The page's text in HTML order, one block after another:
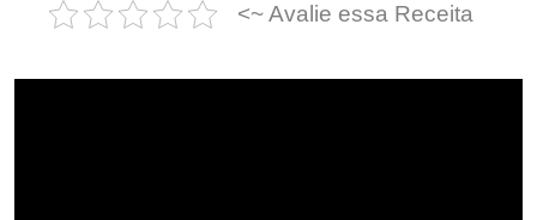
<~ Avalie essa Receita